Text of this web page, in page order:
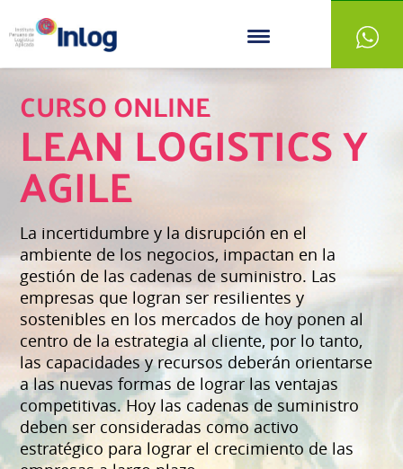
CURSO ONLINE
LEAN LOGISTICS Y
AGILE
La incertidumbre y la disrupción en el
ambiente de los negocios, impactan en la
gestión de las cadenas de suministro. Las
empresas que logran ser resilientes y
sostenibles en los mercados de hoy ponen al
centro de la estrategia al cliente, por lo tanto,
las capacidades y recursos deberán orientarse
a las nuevas formas de lograr las ventajas
competitivas. Hoy las cadenas de suministro
deben ser consideradas como activo
estratégico para lograr el crecimiento de las